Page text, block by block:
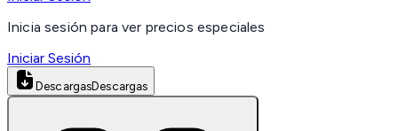
Inicia sesión para ver precios especiales
Iniciar Sesión
DescargasDescargas